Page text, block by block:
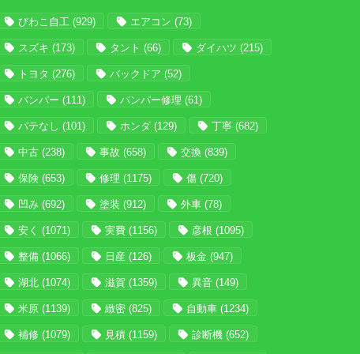
びわこ自工 (929) エアコン (73)
スズキ (173) タント (66) ダイハツ (215)
トヨタ (276) バックドア (52)
バンパー (111) バンパー修理 (61)
パテなし (101) ホンダ (129) 丁寧 (682)
中古 (238) 事故 (658) 交換 (839)
保険 (653) 修理 (1175) 傷 (720)
凹み (692) 塗装 (912) 外車 (78)
安く (1071) 実費 (1156) 彦根 (1095)
整備 (1066) 日産 (126) 板金 (947)
湖北 (1074) 滋賀 (1359) 異音 (149)
米原 (1139) 緻密 (825) 自動車 (1234)
補修 (1079) 見積 (1159) 診断機 (652)